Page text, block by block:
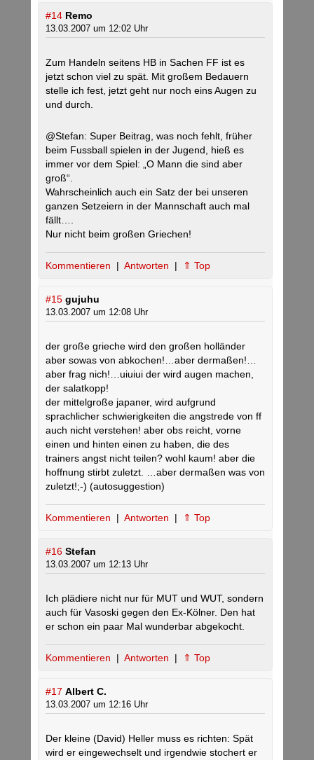
#14 Remo
13.03.2007 um 12:02 Uhr
Zum Handeln seitens HB in Sachen FF ist es
jetzt schon viel zu spät. Mit großem Bedauern
stelle ich fest, jetzt geht nur noch eins Augen zu
und durch.
@Stefan: Super Beitrag, was noch fehlt, früher
beim Fussball spielen in der Jugend, hieß es
immer vor dem Spiel: „O Mann die sind aber
groß“.
Wahrscheinlich auch ein Satz der bei unseren
ganzen Setzeiern in der Mannschaft auch mal
fällt….
Nur nicht beim großen Griechen!
Kommentieren | Antworten | ⇑ Top
#15 gujuhu
13.03.2007 um 12:08 Uhr
der große grieche wird den großen holländer
aber sowas von abkochen!…aber dermaßen!…
aber frag nich!…uiuiui der wird augen machen,
der salatkopp!
der mittelgroße japaner, wird aufgrund
sprachlicher schwierigkeiten die angstrede von ff
auch nicht verstehen! aber obs reicht, vorne
einen und hinten einen zu haben, die des
trainers angst nicht teilen? wohl kaum! aber die
hoffnung stirbt zuletzt. …aber dermaßen was von
zuletzt!;-) (autosuggestion)
Kommentieren | Antworten | ⇑ Top
#16 Stefan
13.03.2007 um 12:13 Uhr
Ich plädiere nicht nur für MUT und WUT, sondern
auch für Vasoski gegen den Ex-Kölner. Den hat
er schon ein paar Mal wunderbar abgekocht.
Kommentieren | Antworten | ⇑ Top
#17 Albert C.
13.03.2007 um 12:16 Uhr
Der kleine (David) Heller muss es richten: Spät
wird er eingewechselt und irgendwie stochert er